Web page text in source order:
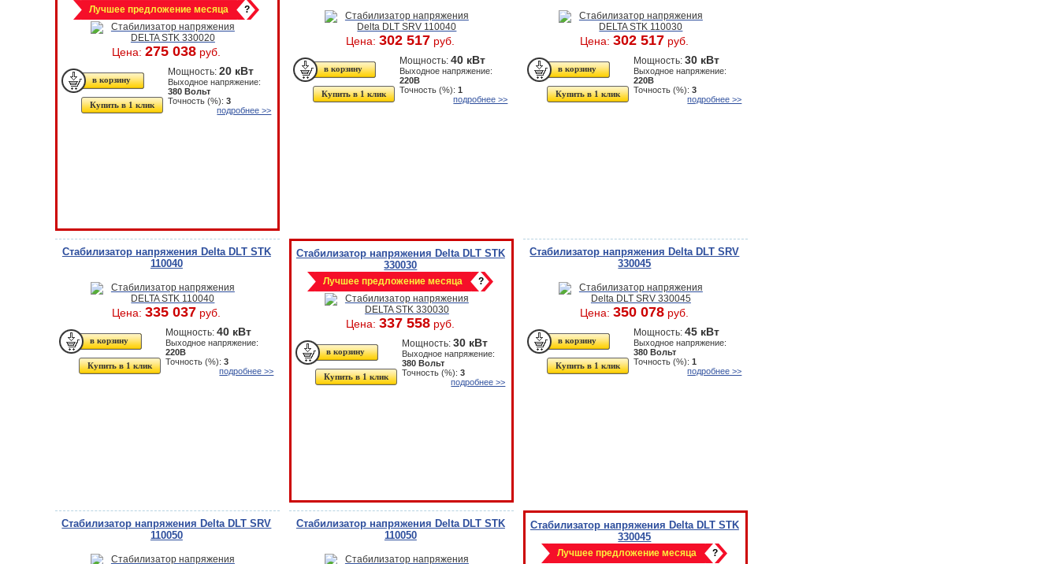
Лучшее предложение месяца ?
Цена:275 038 руб.
Купить в 1 клик
Мощность:20 кВт
Выходное напряжение:
380 Вольт
Точность (%):3
подробнее >>
Цена:302 517 руб.
Купить в 1 клик
Мощность:40 кВт
Выходное напряжение:
220В
Точность (%):1
подробнее >>
Цена:302 517 руб.
Купить в 1 клик
Мощность:30 кВт
Выходное напряжение:
220В
Точность (%):3
подробнее >>
Стабилизатор напряжения Delta DLT STK
110040
Цена:335 037 руб.
Купить в 1 клик
Мощность:40 кВт
Выходное напряжение:
220В
Точность (%):3
подробнее >>
Стабилизатор напряжения Delta DLT STK
330030
Лучшее предложение месяца ?
Цена:337 558 руб.
Купить в 1 клик
Мощность:30 кВт
Выходное напряжение:
380 Вольт
Точность (%):3
подробнее >>
Стабилизатор напряжения Delta DLT SRV
330045
Цена:350 078 руб.
Купить в 1 клик
Мощность:45 кВт
Выходное напряжение:
380 Вольт
Точность (%):1
подробнее >>
Стабилизатор напряжения Delta DLT SRV
110050
Стабилизатор напряжения Delta DLT STK
110050
Стабилизатор напряжения Delta DLT STK
330045
Лучшее предложение месяца ?